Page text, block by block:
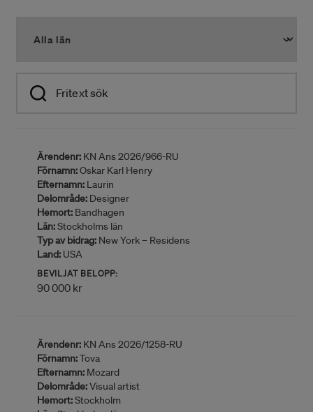
Ärendenr: KN Ans 2026/966-RU
Förnamn:Oskar Karl Henry
Efternamn: Laurin
Delområde: Designer
Hemort: Bandhagen
Län:Stockholms län
Typ av bidrag: New York – Residens
Land: USA
BEVILJAT BELOPP:
90 000 kr
Ärendenr: KN Ans 2026/1258-RU
Förnamn:Tova
Efternamn: Mozard
Delområde:Visual artist
Hemort:Stockholm